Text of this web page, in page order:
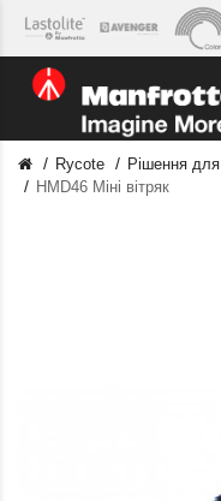
Rycote Рішення
HMD46 Міні вітряк